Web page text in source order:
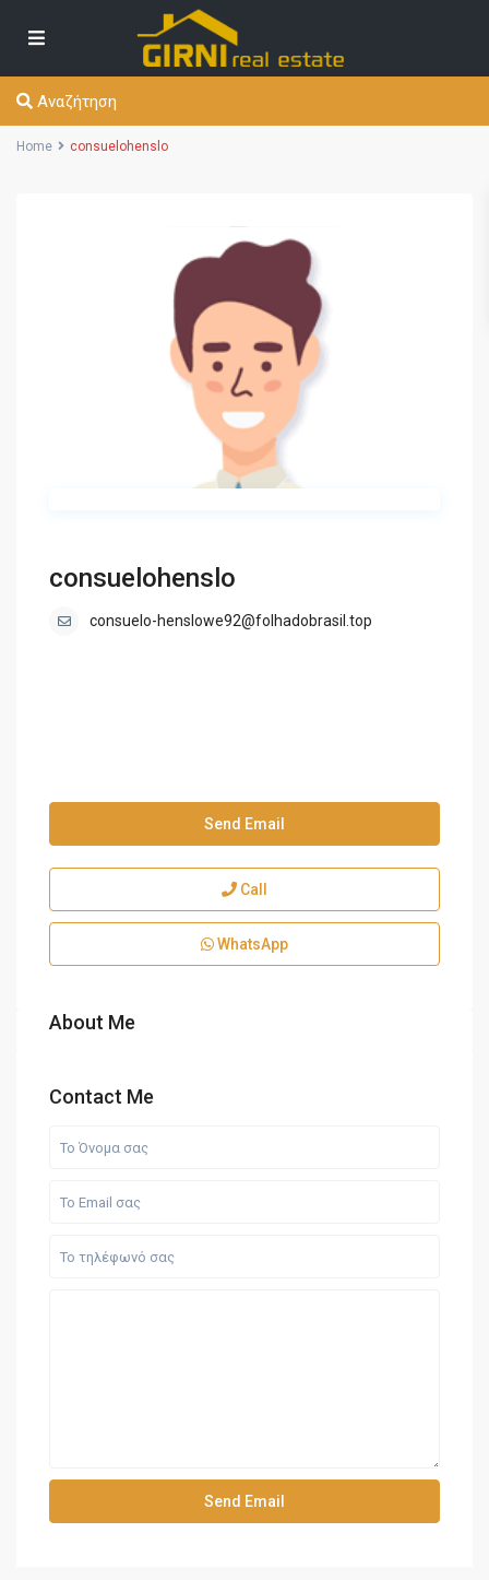
Αναζήτηση
Home consuelohenslo
consuelohenslo
consuelo-henslowe92@folhadobrasil.top
Send Email
Call
WhatsApp
About Me
Contact Me